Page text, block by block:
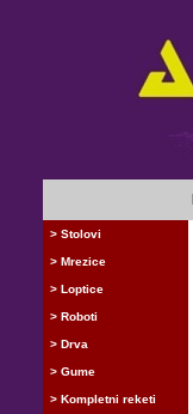
> Stolovi
> Mrezice
> Loptice
> Roboti
> Drva
> Gume
> Kompletni reketi